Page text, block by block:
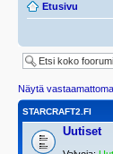
Etusivu
Näytä
STARCRAFT2.FI
Uutiset